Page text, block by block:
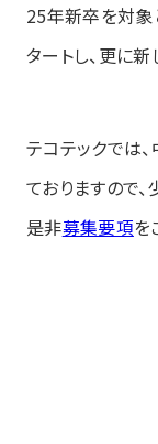
25年新卒を対象
タートし、更に
テコテックでは
ておりますので
是非募集要項を